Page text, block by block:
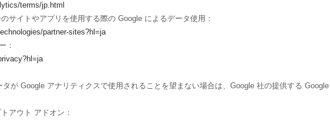
terms/jp.html
サイトやアプリを使用する際の Google によるデータ使用：
partner-sites?hl=ja
：
が Google アナリティクスで使用されることを望まない場合は、Google 社の提供する
アウト アドオン：